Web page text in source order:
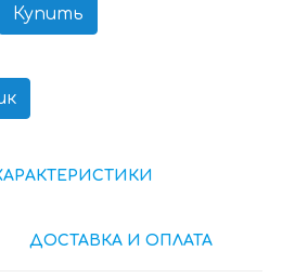
Купить
ДОСТАВКА И ОПЛАТА